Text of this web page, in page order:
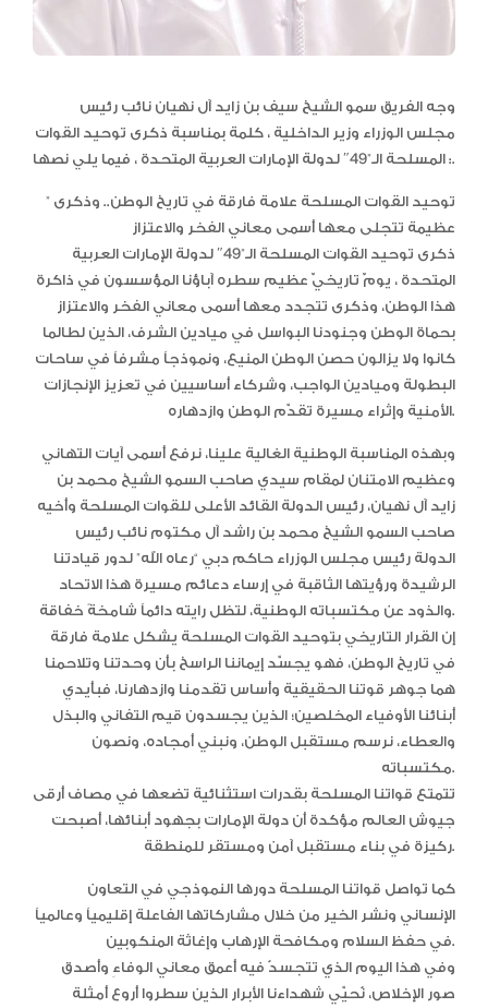
وجه الفريق سمو الشيخ سيف بن زايد آل نهيان نائب رئيس
مجلس الوزراء وزير الداخلية ، كلمة بمناسبة ذكرى توحيد القوات
المسلحة الـ”49″ لدولة الإمارات العربية المتحدة ، فيما يلي نصها :.
” توحيد القوات المسلحة علامة فارقة في تاريخ الوطن.. وذكرى
عظيمة تتجلى معها أسمى معاني الفخر والاعتزاز
ذكرى توحيد القوات المسلحة الـ”49″ لدولة الإمارات العربية
المتحدة ، يومٌ تاريخيٌ عظيم سطره آباؤنا المؤسسون في ذاكرة
هذا الوطن، وذكرى تتجدد معها أسمى معاني الفخر والاعتزاز
بحماة الوطن وجنودنا البواسل في ميادين الشرف، الذين لطالما
كانوا ولا يزالون حصن الوطن المنيع، ونموذجاً مشرفاً في ساحات
البطولة وميادين الواجب، وشركاء أساسيين في تعزيز الإنجازات
الأمنية وإثراء مسيرة تقدّم الوطن وازدهاره.
وبهذه المناسبة الوطنية الغالية علينا، نرفع أسمى آيات التهاني
وعظيم الامتنان لمقام سيدي صاحب السمو الشيخ محمد بن
زايد آل نهيان، رئيس الدولة القائد الأعلى للقوات المسلحة وأخيه
صاحب السمو الشيخ محمد بن راشد آل مكتوم نائب رئيس
الدولة رئيس مجلس الوزراء حاكم دبي “رعاه الله” لدور قيادتنا
الرشيدة ورؤيتها الثاقبة في إرساء دعائم مسيرة هذا الاتحاد
والذود عن مكتسباته الوطنية، لتظل رايته دائماً شامخةً خفاقة.
إن القرار التاريخي بتوحيد القوات المسلحة يشكل علامة فارقة
في تاريخ الوطن، فهو يجسّد إيماننا الراسخ بأن وحدتنا وتلاحمنا
هما جوهر قوتنا الحقيقية وأساس تقدمنا وازدهارنا، فبأيدي
أبنائنا الأوفياء المخلصين؛ الذين يجسدون قيم التفاني والبذل
والعطاء، نرسم مستقبل الوطن، ونبني أمجاده، ونصون
مكتسباته.
تتمتع قواتنا المسلحة بقدرات استثنائية تضعها في مصاف أرقى
جيوش العالم مؤكدة أن دولة الإمارات بجهود أبنائها، أصبحت
ركيزة في بناء مستقبل آمن ومستقر للمنطقة.
كما تواصل قواتنا المسلحة دورها النموذجي في التعاون
الإنساني ونشر الخير من خلال مشاركاتها الفاعلة إقليمياً وعالمياً
في حفظ السلام ومكافحة الإرهاب وإغاثة المنكوبين.
وفي هذا اليوم الذي تتجسدُ فيه أعمق معاني الوفاءِ وأصدق
صور الإخلاص، نُحيّي شهداءنا الأبرار الذين سطروا أروع أمثلة